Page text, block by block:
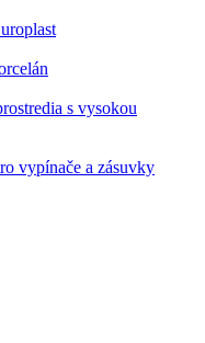
s vysokou
vypínače a zásuvky